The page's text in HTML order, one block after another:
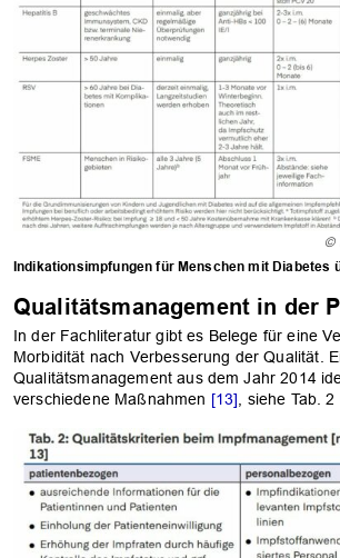
©
Indikationsimpfungen für Menschen mit Diabetes
Qualitätsmanagement in der
In der Fachliteratur gibt es Belege für eine
Morbidität nach Verbesserung der Qualität.
Qualitätsmanagement aus dem Jahr 2014
verschiedene Maßnahmen [13] , siehe Tab. 2